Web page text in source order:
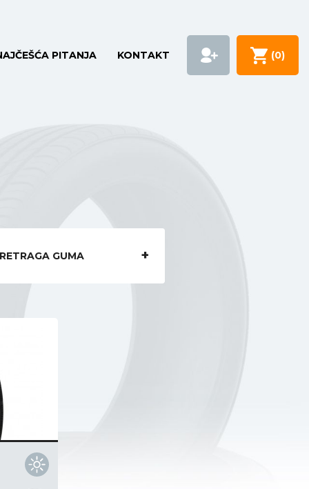
PITANJA KONTAKT (0)
GUMA